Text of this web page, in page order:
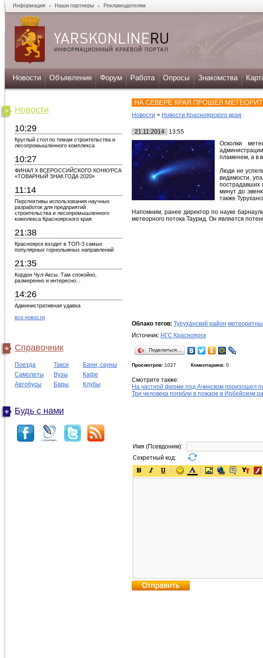
Информация Наши партнеры Рекламодателям
Новости Объявления Форум Работа Опросы Знакомства
Новости
10:29
Круглый стол по темам строительства и
лесопромышленного комплекса
10:27
ФИНАЛ X ВСЕРОССИЙСКОГО КОНКУРСА
«ТОВАРНЫЙ ЗНАК ГОДА 2020»
11:14
Перспективы использования научных
разработок для предприятий
строительства и лесопромышленного
комплекса Красноярского края
21:38
Красноярск входит в ТОП-3 самых
популярных горнолыжных направлений
21:35
Кордон Чул-Аксы. Там спокойно,
размеренно и интересно...
14:26
Административная удавка
все новости
Справочник
Поезда Такси
Бани, сауны
Самолеты
Вузы
Кафе
Автобусы
Бары Клубы
Будь с нами
НА СЕВЕРЕ КРАЯ ПРОШЕЛ
Новости > Новости Красноярского края
21.11.2014
13:55
Осколки
пламенем, а в
Люди не
видимости,
пострадавших
минут до
также
Напомним, ранее директор по науке
метеорного потока Таурид. Он является
Облако тегов: Туруханский район
Источник: НГС Красноярск
Поделиться…
Просмотров: 1027 Коментариев: 0
Смотрите также:
На частной ферме под Ачинском произошел
Три человека погибли в пожаре в Ирбейском
Имя (Псевдоним):
Секретный код: